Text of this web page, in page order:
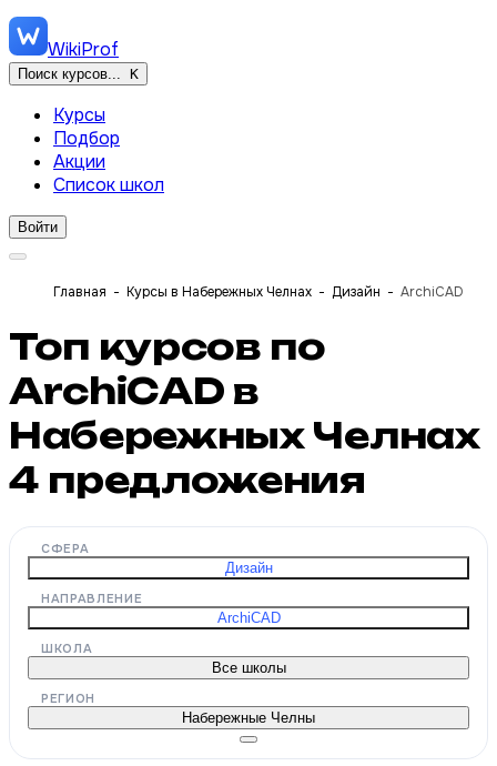
WikiProf
Поиск курсов... K
Курсы
Подбор
Акции
Список школ
Войти
Главная Курсы в Набережных Челнах Дизайн ArchiCAD
Топ курсов по
ArchiCAD в
Набережных Челнах
4 предложения
СФЕРА
Дизайн
НАПРАВЛЕНИЕ
ArchiCAD
ШКОЛА
Все школы
РЕГИОН
Набережные Челны